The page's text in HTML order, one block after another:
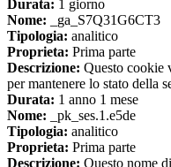
Durata: 1 giorno
Nome: _ga_S7Q31G6CT3
Tipologia: analitico
Proprieta: Prima parte
Descrizione: Questo cookie
per mantenere lo stato della
Durata: 1 anno 1 mese
Nome: _pk_ses.1.e5de
Tipologia: analitico
Proprieta: Prima parte
Descrizione: Questo nome